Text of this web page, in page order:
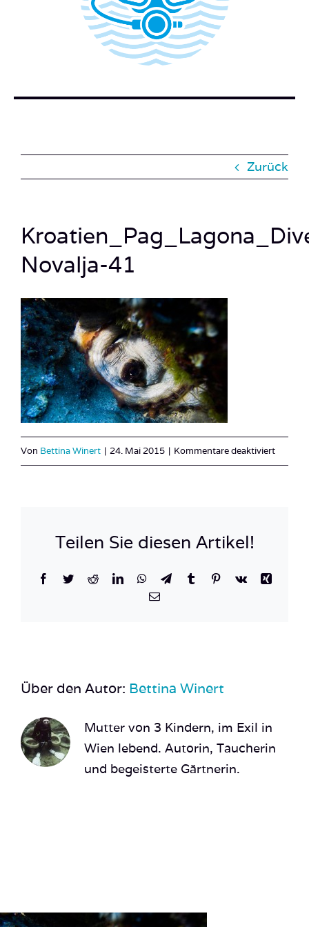
BUCH BESTELLEN
Zurück
Novalja-41
Von Bettina Winert | 24. Mai 2015 | Kommentare deaktiviertfür
Teilen Sie diesen Artikel!
Facebook
TwitterRedditLinkedInWhatsApp
TelegramTumblrPinterest
Vk
Xing
E-
Über den Autor: Bettina Winert
Mutter von 3 Kindern, im Exil in
Wien lebend. Autorin, Taucherin
und begeisterte Gärtnerin.